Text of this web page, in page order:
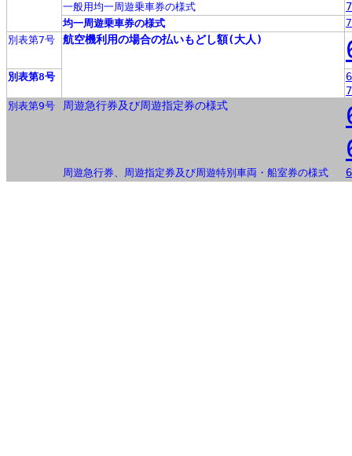
一般用均一周遊乗車券の様式
均一周遊乗車券の様式
別表第7号
航空機利用の場合の払いもどし額(大人)
別表第8号
別表第9号 周遊急行券及び周遊指定券の様式
周遊急行券、周遊指定券及び周遊特別車両・船室券の様式